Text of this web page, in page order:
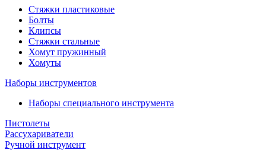
Стяжки пластиковые
Болты
Клипсы
Стяжки стальные
Хомут пружинный
Хомуты
Наборы инструментов
Наборы специального инструмента
Пистолеты
Рассухариватели
Ручной инструмент